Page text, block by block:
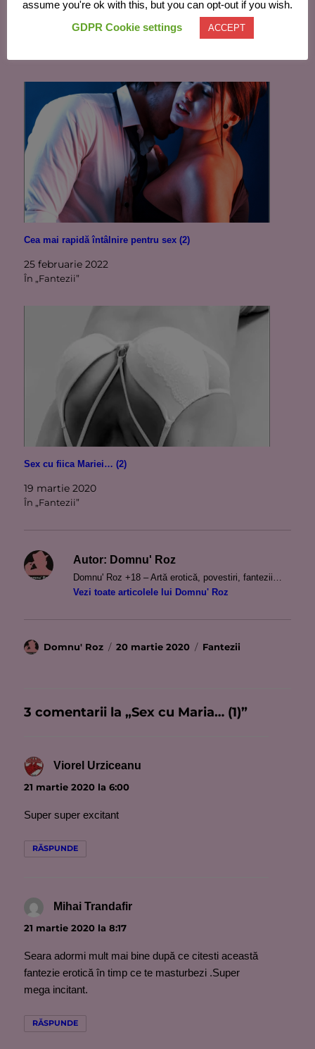
Cea mai rapidă întâlnire pentru sex (2)
25 februarie 2022
În „Fantezii”
Sex cu fiica Mariei… (2)
19 martie 2020
În „Fantezii”
Autor: Domnu' Roz
Domnu' Roz +18 – Artă erotică, povestiri, fantezii…
Vezi toate articolele lui Domnu' Roz
Autor
Domnu' Roz
Publicat
20 martie 2020 Categorii
Fantezii
3 comentarii la „Sex cu Maria… (1)”
Viorel Urziceanu
21 martie 2020 la 6:00
Super super excitant
RĂSPUNDE
Mihai Trandafir
21 martie 2020 la 8:17
Seara adormi mult mai bine după ce citesti această
fantezie erotică în timp ce te masturbezi .Super
mega incitant.
RĂSPUNDE
assume you're ok with this, but you can opt-out if you wish.
GDPR Cookie settings
ACCEPT